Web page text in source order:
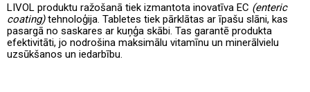
LIVOL produktu ražošanā tiek izmantota inovatīva EC (enteric
coating)tehnoloģija. Tabletes tiek pārklātas ar īpašu slāni, kas
pasargā no saskares ar kuņģa skābi. Tas garantē produkta
efektivitāti, jo nodrošina maksimālu vitamīnu un minerālvielu
uzsūkšanos un iedarbību.